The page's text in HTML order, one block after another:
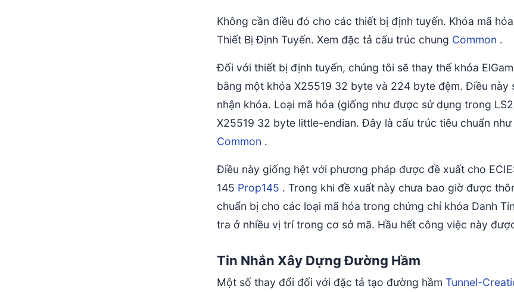
Không cần điều đó cho các thiết bị định tuyến. Khóa mã
Thiết Bị Định Tuyến. Xem đặc tả cấu trúc chung Common .
Đối với thiết bị định tuyến, chúng tôi sẽ thay thế khóa
bằng một khóa X25519 32 byte và 224 byte đệm. Điều
nhận khóa. Loại mã hóa (giống như được sử dụng trong
X25519 32 byte little-endian. Đây là cấu trúc tiêu chuẩn
Common .
Điều này giống hệt với phương pháp được đề xuất cho
145 Prop145 . Trong khi đề xuất này chưa bao giờ được
chuẩn bị cho các loại mã hóa trong chứng chỉ khóa Danh
tra ở nhiều vị trí trong cơ sở mã. Hầu hết công việc này
Tin Nhắn Xây Dựng Đường Hầm
Một số thay đổi đối với đặc tả tạo đường hầm Tunnel-